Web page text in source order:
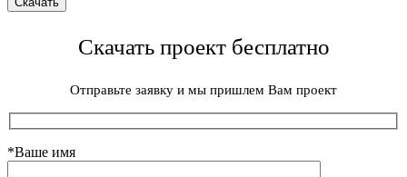
Скачать проект бесплатно
Отправьте заявку и мы пришлем Вам проект
*Ваше имя